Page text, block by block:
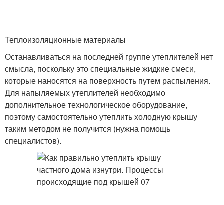
Теплоизоляционные материалы
Останавливаться на последней группе утеплителей нет
смысла, поскольку это специальные жидкие смеси,
которые наносятся на поверхность путем распыления.
Для напыляемых утеплителей необходимо
дополнительное технологическое оборудование,
поэтому самостоятельно утеплить холодную крышу
таким методом не получится (нужна помощь
специалистов).